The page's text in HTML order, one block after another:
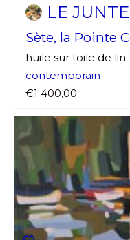
LE
Sète, la Pointe
huile sur toile de lin
contemporain
€1 400,00